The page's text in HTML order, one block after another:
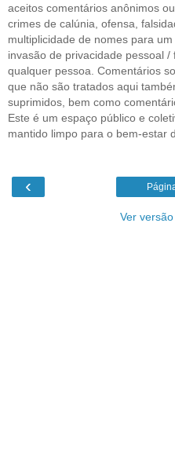
aceitos comentários anônimos
crimes de calúnia, ofensa,
multiplicidade de nomes para
invasão de privacidade pessoal /
qualquer pessoa. Comentários
que não são tratados aqui
suprimidos, bem como
Este é um espaço público e
mantido limpo para o bem-estar
‹
Ver